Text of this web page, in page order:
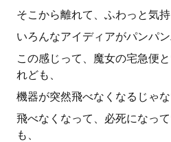
そこから離れて、ふわっと気
いろんなアイディアがパンパ
この感じって、魔女の宅急便
れども、
機器が突然飛べなくなるじゃな
飛べなくなって、必死になっ
も、